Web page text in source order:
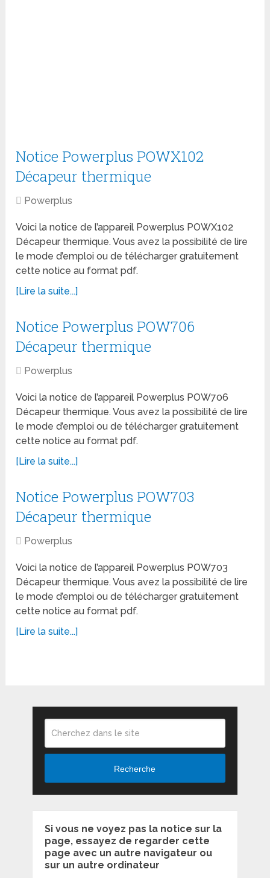
Notice Powerplus POWX102
Décapeur thermique
Powerplus
Voici la notice de l’appareil Powerplus POWX102
Décapeur thermique. Vous avez la possibilité de lire
le mode d’emploi ou de télécharger gratuitement
cette notice au format pdf.
[Lire la suite...]
Notice Powerplus POW706
Décapeur thermique
Powerplus
Voici la notice de l’appareil Powerplus POW706
Décapeur thermique. Vous avez la possibilité de lire
le mode d’emploi ou de télécharger gratuitement
cette notice au format pdf.
[Lire la suite...]
Notice Powerplus POW703
Décapeur thermique
Powerplus
Voici la notice de l’appareil Powerplus POW703
Décapeur thermique. Vous avez la possibilité de lire
le mode d’emploi ou de télécharger gratuitement
cette notice au format pdf.
[Lire la suite...]
Recherche
Si vous ne voyez pas la notice sur la
page, essayez de regarder cette
page avec un autre navigateur ou
sur un autre ordinateur